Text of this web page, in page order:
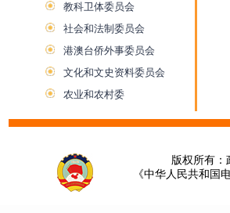
教科卫体委员会
社会和法制委员会
港澳台侨外事委员会
文化和文史资料委员会
农业和农村委
版权所有
《中华人民共和国